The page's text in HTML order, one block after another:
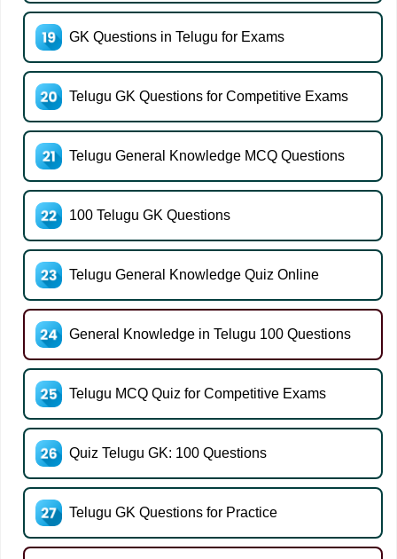
GK Questions in Telugu for Exams
Telugu GK Questions for Competitive Exams
Telugu General Knowledge MCQ Questions
100 Telugu GK Questions
Telugu General Knowledge Quiz Online
General Knowledge in Telugu 100 Questions
Telugu MCQ Quiz for Competitive Exams
Quiz Telugu GK: 100 Questions
Telugu GK Questions for Practice